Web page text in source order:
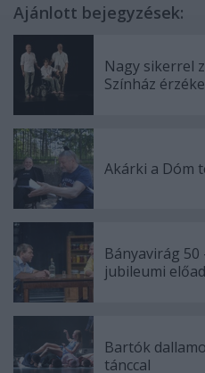
Ajánlott bejegyzések:
Nagy sikerrel
Színház
Akárki a Dóm
Bányavirág
jubileumi
Bartók
tánccal